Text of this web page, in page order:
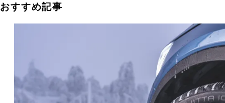
おすすめ記事